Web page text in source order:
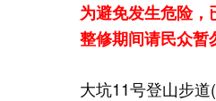
为避免发生危险
整修期间请民众暂
大坑11号登山步